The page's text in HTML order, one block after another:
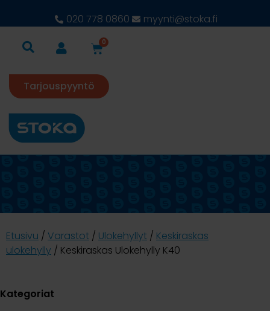
020 778 0860 myynti@stoka.fi
0
Tarjouspyyntö
Etusivu / Varastot / Ulokehyllyt / Keskiraskas
ulokehylly / Keskiraskas Ulokehylly K40
Kategoriat